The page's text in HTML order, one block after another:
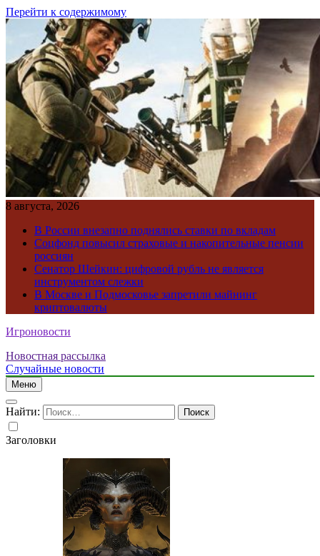
Перейти к содержимому
8 августа, 2026
В России внезапно поднялись ставки по вкладам
Соцфонд повысил страховые и накопительные пенсии
россиян
Сенатор Шейкин: цифровой рубль не является
инструментом слежки
В Москве и Подмосковье запретили майнинг
криптовалюты
Игроновости
Новостная рассылка
Случайные новости
Меню
Найти:
Заголовки